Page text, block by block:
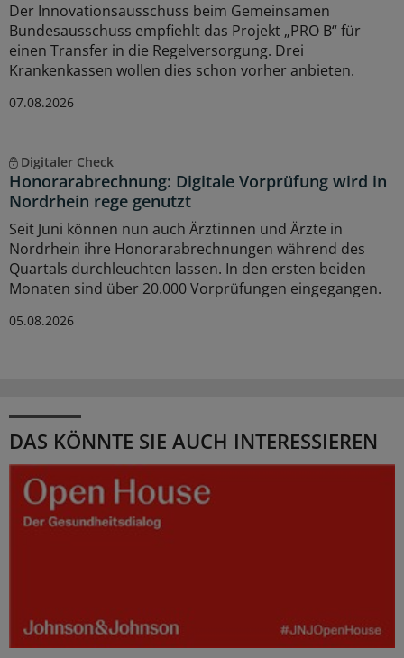
Der Innovationsausschuss beim Gemeinsamen
Bundesausschuss empfiehlt das Projekt „PRO B“ für
einen Transfer in die Regelversorgung. Drei
Krankenkassen wollen dies schon vorher anbieten.
07.08.2026
Digitaler Check
Honorarabrechnung: Digitale Vorprüfung wird in
Nordrhein rege genutzt
Seit Juni können nun auch Ärztinnen und Ärzte in
Nordrhein ihre Honorarabrechnungen während des
Quartals durchleuchten lassen. In den ersten beiden
Monaten sind über 20.000 Vorprüfungen eingegangen.
05.08.2026
DAS KÖNNTE SIE AUCH INTERESSIEREN